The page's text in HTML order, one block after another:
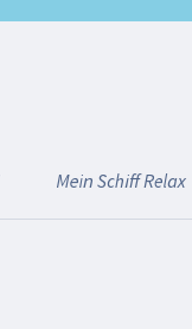
Mein Schiff Relax